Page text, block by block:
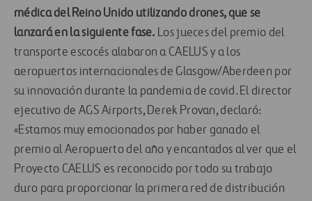
médica del Reino Unido utilizando drones, que se
lanzará en la siguiente fase. Los jueces del premio del
transporte escocés alabaron a CAELUS y a los
aeropuertos internacionales de Glasgow/Aberdeen por
su innovación durante la pandemia de covid. El director
ejecutivo de AGS Airports, Derek Provan, declaró:
«Estamos muy emocionados por haber ganado el
premio al Aeropuerto del año y encantados al ver que el
Proyecto CAELUS es reconocido por todo su trabajo
duro para proporcionar la primera red de distribución